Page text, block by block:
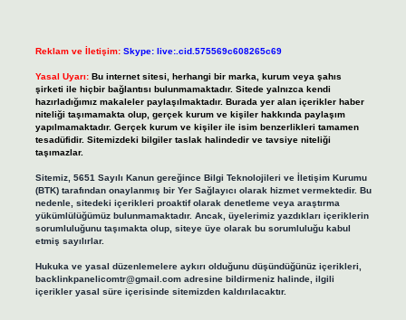
Reklam ve İletişim: Skype: live:.cid.575569c608265c69
Yasal Uyarı: Bu internet sitesi, herhangi bir marka, kurum veya şahıs
şirketi ile hiçbir bağlantısı bulunmamaktadır. Sitede yalnızca kendi
hazırladığımız makaleler paylaşılmaktadır. Burada yer alan içerikler haber
niteliği taşımamakta olup, gerçek kurum ve kişiler hakkında paylaşım
yapılmamaktadır. Gerçek kurum ve kişiler ile isim benzerlikleri tamamen
tesadüfidir. Sitemizdeki bilgiler taslak halindedir ve tavsiye niteliği
taşımazlar.
Sitemiz, 5651 Sayılı Kanun gereğince Bilgi Teknolojileri ve İletişim Kurumu
(BTK) tarafından onaylanmış bir Yer Sağlayıcı olarak hizmet vermektedir. Bu
nedenle, sitedeki içerikleri proaktif olarak denetleme veya araştırma
yükümlülüğümüz bulunmamaktadır. Ancak, üyelerimiz yazdıkları içeriklerin
sorumluluğunu taşımakta olup, siteye üye olarak bu sorumluluğu kabul
etmiş sayılırlar.
Hukuka ve yasal düzenlemelere aykırı olduğunu düşündüğünüz içerikleri,
backlinkpanelicomtr@gmail.comadresine bildirmeniz halinde, ilgili
içerikler yasal süre içerisinde sitemizden kaldırılacaktır.